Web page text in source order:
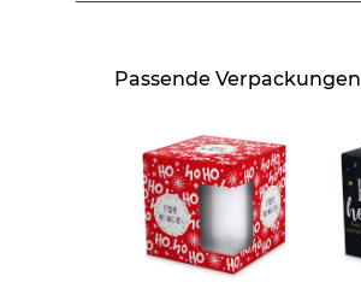
Passende Verpackungen